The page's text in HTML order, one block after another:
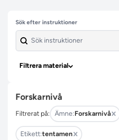
Hoppa över filter
Sök efter instruktioner
Filtrera material
Forskarnivå
Filtrerat på: Ämne:Forskarnivå
Etikett:tentamen